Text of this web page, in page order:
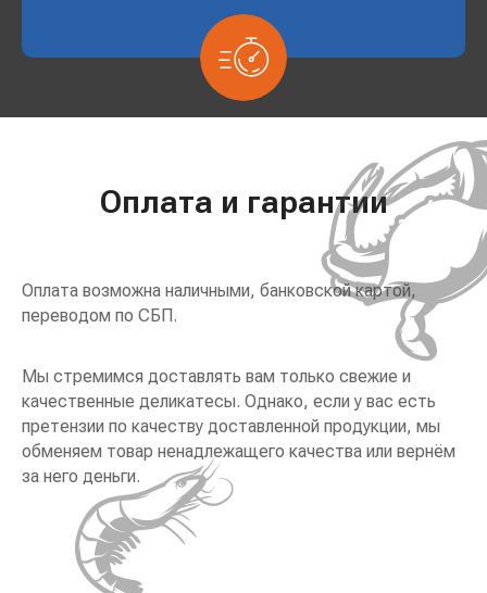
Оплата и гарантии
Оплата возможна наличными, банковской картой,
переводом по СБП.
Мы стремимся доставлять вам только свежие и
качественные деликатесы. Однако, если у вас есть
претензии по качеству доставленной продукции, мы
обменяем товар ненадлежащего качества или вернём
за него деньги.